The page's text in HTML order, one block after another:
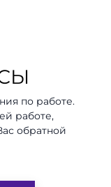
по работе.
работе,
обратной